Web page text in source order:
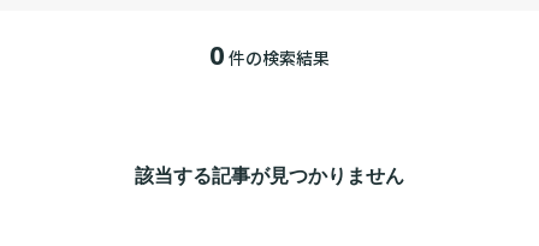
0 件の検索結果
該当する記事が見つかりません